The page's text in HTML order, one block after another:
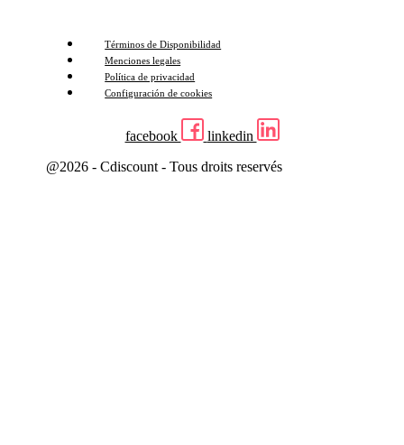
Términos de Disponibilidad
Menciones legales
Política de privacidad
Configuración de cookies
facebook
linkedin
@2026 - Cdiscount - Tous droits reservés